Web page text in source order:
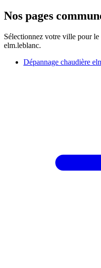
Nos pages
Sélectionnez votre ville pour
elm.leblanc.
Dépannage chaudière